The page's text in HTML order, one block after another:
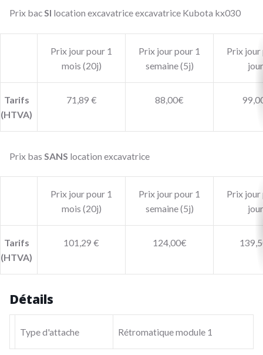
Prix bac SI location excavatrice excavatrice Kubota kx030
Prix jour pour 1
mois (20j)
Prix jour pour 1
semaine (5j)
Prix jour
Tarifs
(HTVA)
71,89 € 88,00€
Prix bas SANS location excavatrice
Prix jour pour 1
mois (20j)
Prix jour pour 1
semaine (5j)
Prix jour
Tarifs
(HTVA)
101,29 € 124,00€
Détails
Type d'attache Rétromatique module 1